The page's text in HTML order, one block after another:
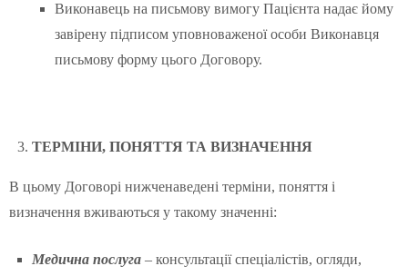
Виконавець на письмову вимогу Пацієнта надає йому
завірену підписом уповноваженої особи Виконавця
письмову форму цього Договору.
ТЕРМІНИ, ПОНЯТТЯ ТА ВИЗНАЧЕННЯ
В цьому Договорі нижченаведені терміни, поняття і
визначення вживаються у такому значенні:
Медична послуга – консультації спеціалістів, огляди,